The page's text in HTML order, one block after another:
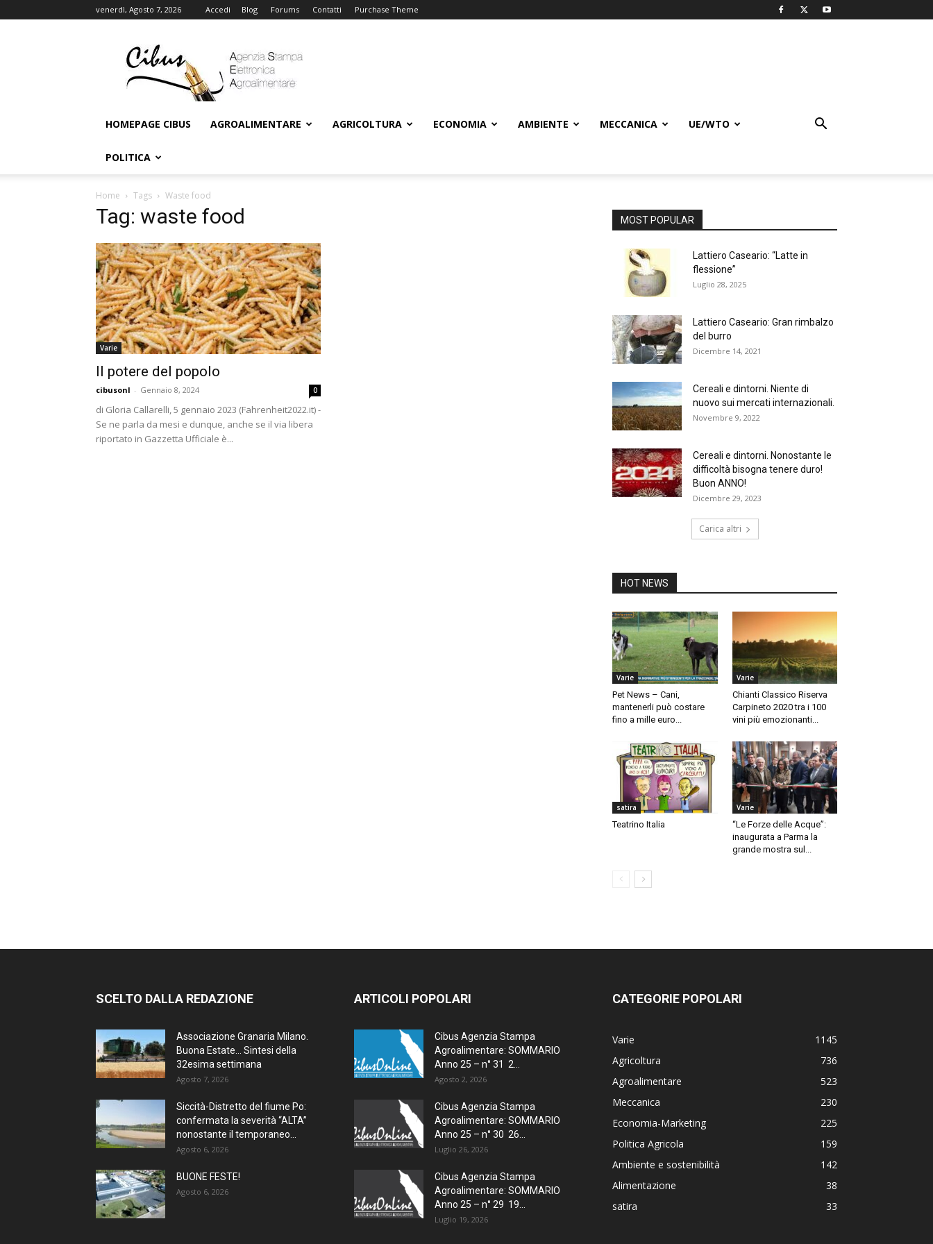
venerdì, Agosto 7, 2026 Accedi Blog Forums Contatti Purchase Theme
Online
HOMEPAGE CIBUS AGROALIMENTARE AGRICOLTURA ECONOMIA AMBIENTE MECCANICA UE/WTO
POLITICA
Home Tags Waste food
Tag: waste food
Varie
Il potere del popolo
cibusonl - Gennaio 8, 2024 0
di Gloria Callarelli, 5 gennaio 2023 (Fahrenheit2022.it) -
Se ne parla da mesi e dunque, anche se il via libera
riportato in Gazzetta Ufficiale è...
MOST POPULAR
Lattiero Caseario: “Latte in
flessione”
Luglio 28, 2025
Lattiero Caseario: Gran rimbalzo
del burro
Dicembre 14, 2021
Cereali e dintorni. Niente di
nuovo sui mercati internazionali.
Novembre 9, 2022
Cereali e dintorni. Nonostante le
difficoltà bisogna tenere duro!
Buon ANNO!
Dicembre 29, 2023
Carica altri
HOT NEWS
Varie
Pet News – Cani,
mantenerli può costare
fino a mille euro...
Varie
Chianti Classico Riserva
Carpineto 2020 tra i 100
vini più emozionanti...
satira
Teatrino Italia
Varie
“Le Forze delle Acque”:
inaugurata a Parma la
grande mostra sul...
SCELTO DALLA REDAZIONE
Associazione Granaria Milano.
Buona Estate… Sintesi della
32esima settimana
Agosto 7, 2026
Siccità-Distretto del fiume Po:
confermata la severità “ALTA”
nonostante il temporaneo...
Agosto 6, 2026
BUONE FESTE!
Agosto 6, 2026
ARTICOLI POPOLARI
Cibus Agenzia Stampa
Agroalimentare: SOMMARIO
Anno 25 – n° 31 2...
Agosto 2, 2026
Cibus Agenzia Stampa
Agroalimentare: SOMMARIO
Anno 25 – n° 30 26...
Luglio 26, 2026
Cibus Agenzia Stampa
Agroalimentare: SOMMARIO
Anno 25 – n° 29 19...
Luglio 19, 2026
CATEGORIE POPOLARI
Varie
1145
Agricoltura
736
Agroalimentare
523
Meccanica
230
Economia-Marketing
225
Politica Agricola
159
Ambiente e sostenibilità
142
Alimentazione
38
satira
33